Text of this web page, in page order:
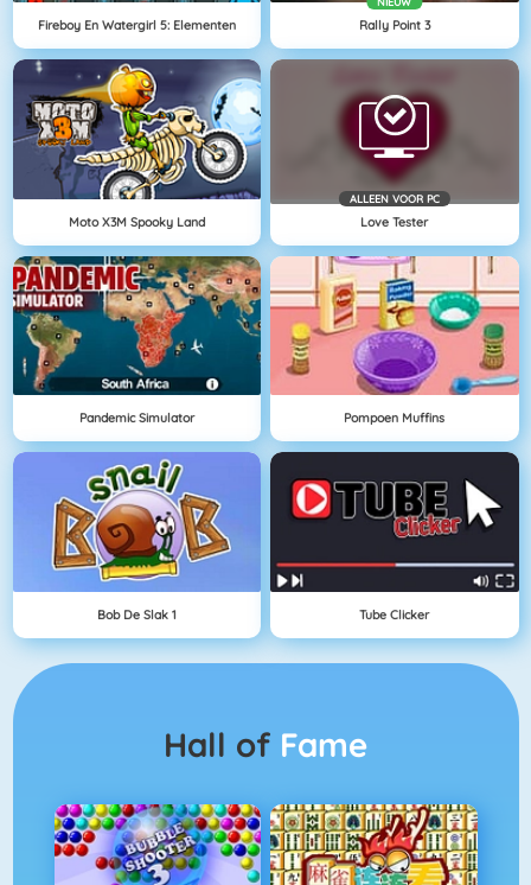
Fireboy En Watergirl 5: Elementen Rally Point 3
Moto X3M Spooky Land
ALLEEN VOOR PC
Love Tester
Pandemic Simulator Pompoen Muffins
Bob De Slak 1 Tube Clicker
Hall of Fame